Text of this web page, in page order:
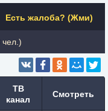
Есть жалоба? (Жми)
чел.)
ТВ
канал
Смотреть